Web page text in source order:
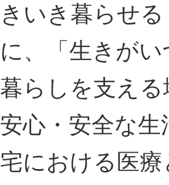
きいき暮らせ
に、「生きが
暮らしを支え
安心・安全な
宅における医